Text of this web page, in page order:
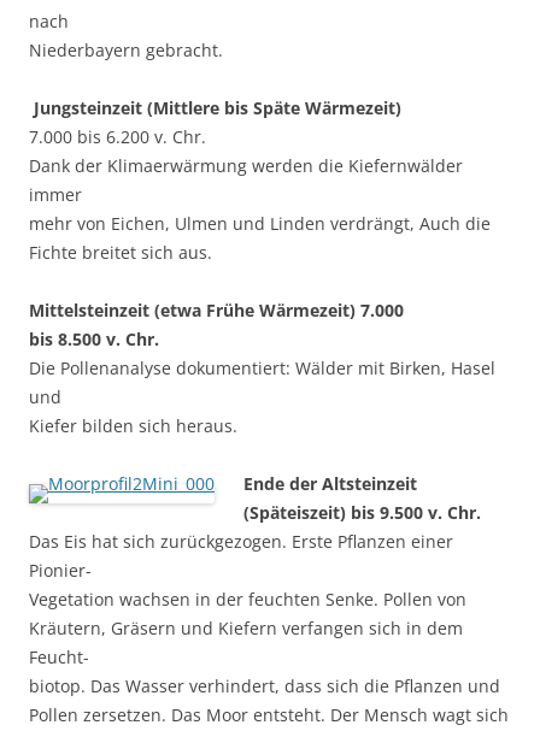
nach
Niederbayern gebracht.
Jungsteinzeit (Mittlere bis Späte Wärmezeit)
7.000 bis 6.200 v. Chr.
Dank der Klimaerwärmung werden die Kiefernwälder
immer
mehr von Eichen, Ulmen und Linden verdrängt, Auch die
Fichte breitet sich aus.
Mittelsteinzeit (etwa Frühe Wärmezeit) 7.000
bis 8.500 v. Chr.
Die Pollenanalyse dokumentiert: Wälder mit Birken, Hasel
und
Kiefer bilden sich heraus.
Ende der Altsteinzeit
(Späteiszeit) bis 9.500 v. Chr.
Das Eis hat sich zurückgezogen. Erste Pflanzen einer
Pionier-
Vegetation wachsen in der feuchten Senke. Pollen von
Kräutern, Gräsern und Kiefern verfangen sich in dem
Feucht-
biotop. Das Wasser verhindert, dass sich die Pflanzen und
Pollen zersetzen. Das Moor entsteht. Der Mensch wagt sich